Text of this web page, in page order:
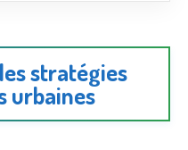
stratégies
urbaines